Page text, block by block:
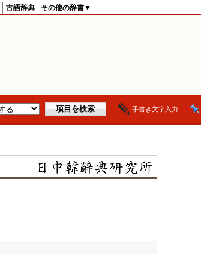
古語辞典 その他の辞書▼
手書き文字入力